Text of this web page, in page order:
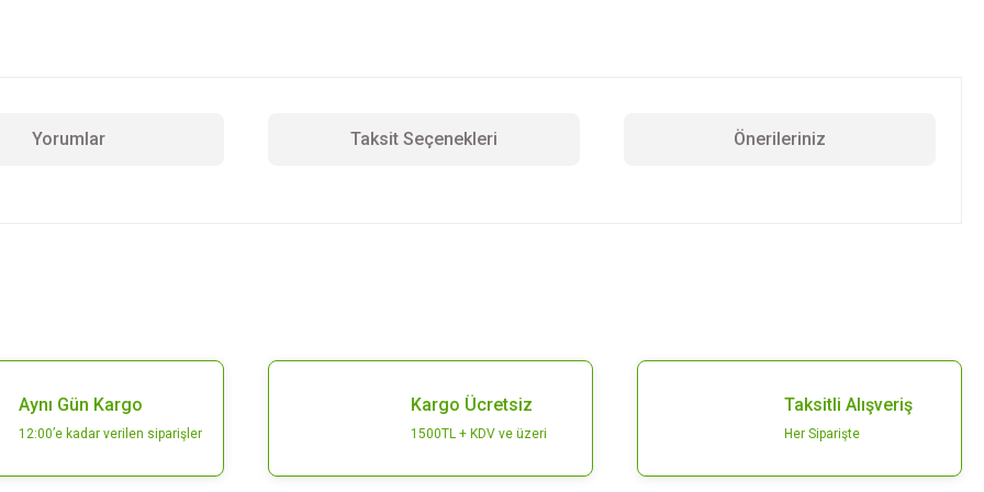
Yorumlar Taksit Seçenekleri Önerileriniz
Aynı Gün Kargo
12:00’e kadar verilen siparişler
Kargo Ücretsiz
1500TL + KDV ve üzeri
Taksitli Alışveriş
Her Siparişte